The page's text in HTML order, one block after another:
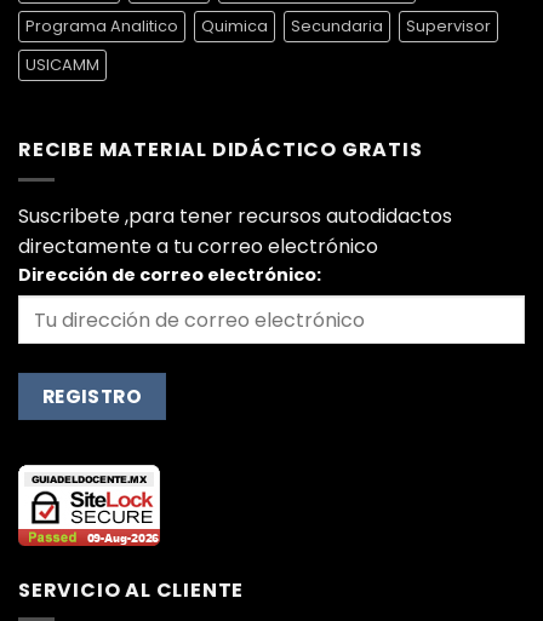
Programa Analitico
Quimica Secundaria
Supervisor
USICAMM
RECIBE MATERIAL DIDÁCTICO GRATIS
Suscribete ,para tener recursos autodidactos
directamente a tu correo electrónico
Dirección de correo electrónico:
SERVICIO AL CLIENTE